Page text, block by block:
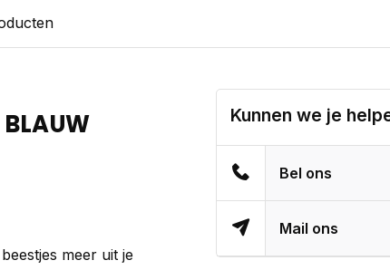
BLAUW
meer uit je
Kunnen we je
Bel ons
Mail ons